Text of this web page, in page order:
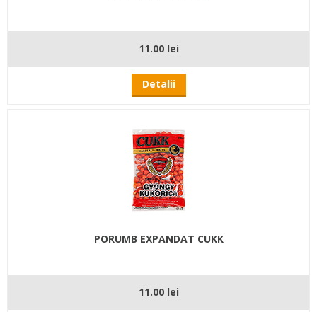
11.00 lei
Detalii
PORUMB EXPANDAT CUKK
11.00 lei